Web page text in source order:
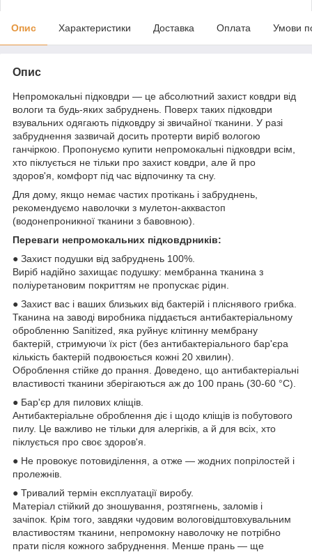
Опис Характеристики Доставка Оплата Умови
Опис
Непромокальні підковдри — це абсолютний захист ковдри від
вологи та будь-яких забруднень. Поверх таких підковдри
взувальних одягають підковдру зі звичайної тканини. У разі
забруднення зазвичай досить протерти виріб вологою
ганчіркою. Пропонуємо купити непромокальні підковдри всім,
хто піклується не тільки про захист ковдри, але й про
здоров'я, комфорт під час відпочинку та сну.
Для дому, якщо немає частих протікань і забруднень,
рекомендуємо наволочки з мулетон-акквастоп
(водонепроникної тканини з бавовною).
Переваги непромокальних підковдрників:
● Захист подушки від забруднень 100%.
Виріб надійно захищає подушку: мембранна тканина з
поліуретановим покриттям не пропускає рідин.
● Захист вас і ваших близьких від бактерій і пліснявого грибка.
Тканина на заводі виробника піддається антибактеріальному
обробленню Sanitized, яка руйнує клітинну мембрану
бактерій, стримуючи їх ріст (без антибактеріального бар'єра
кількість бактерій подвоюється кожні 20 хвилин).
Оброблення стійке до прання. Доведено, що антибактеріальні
властивості тканини зберігаються аж до 100 прань (30-60 °C).
● Бар'єр для пилових кліщів.
Антибактеріальне оброблення діє і щодо кліщів із побутового
пилу. Це важливо не тільки для алергіків, а й для всіх, хто
піклується про своє здоров'я.
● Не провокує потовиділення, а отже — жодних попрілостей і
пролежнів.
● Тривалий термін експлуатації виробу.
Матеріал стійкий до зношування, розтягнень, заломів і
зачіпок. Крім того, завдяки чудовим вологовідштовхувальним
властивостям тканини, непромокну наволочку не потрібно
прати після кожного забруднення. Менше прань — ще